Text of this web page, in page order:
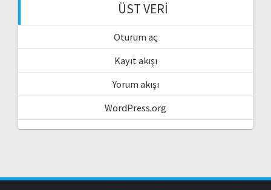
ÜST VERI
Oturum aç
Kayıt akışı
Yorum akışı
WordPress.org